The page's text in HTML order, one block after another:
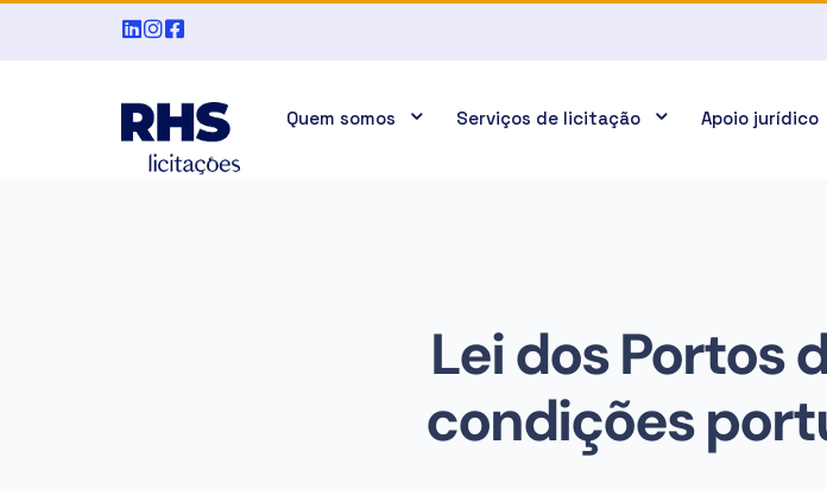
Quem somos Serviços de licitação Apoio jurídico
Lei dos Portos
condições